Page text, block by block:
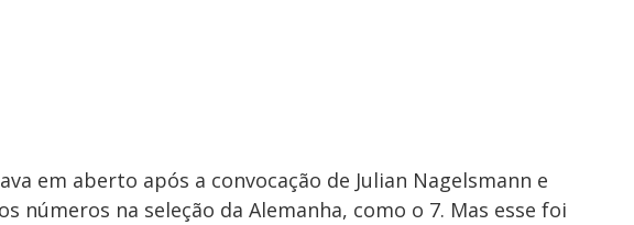
em aberto após a convocação de Julian Nagelsmann e
números na seleção da Alemanha, como o 7. Mas esse foi